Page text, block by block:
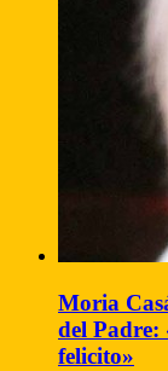
Moria
del Padre:
felicito»